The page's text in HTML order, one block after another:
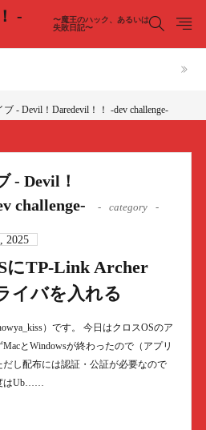
-
〜魔王のハック、あるいは
失敗日記〜
- Devil！Daredevil！！ -dev challenge-
- Devil！
challenge-
category
2025
にTP-Link Archer
イバを入れる
）です。 今日はクロスOSのア
とWindowsが終わったので（アプリ
し配布には認証・公証が必要なので
はUb……